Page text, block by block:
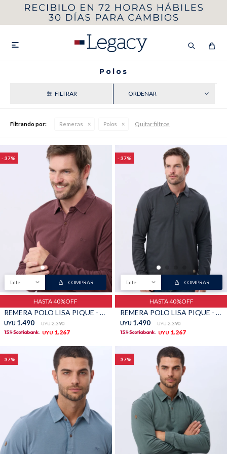

Polos
Filtrando por: Remeras Polos Quitar filtros
37
Talle COMPRAR
HASTA 40%OFF
REMERA POLO LISA PIQUE - Bordo
UYU 1.490 UYU 2.390
UYU 1.267
37
Talle COMPRAR
HASTA 40%OFF
REMERA POLO LISA PIQUE - Gris
UYU 1.490 UYU 2.390
UYU 1.267
37 37
MI CUENTA
VER COLECCIÓN DE HOMBRE
Remeras Camisas
Buzos Pantalones
Canguros Jeans